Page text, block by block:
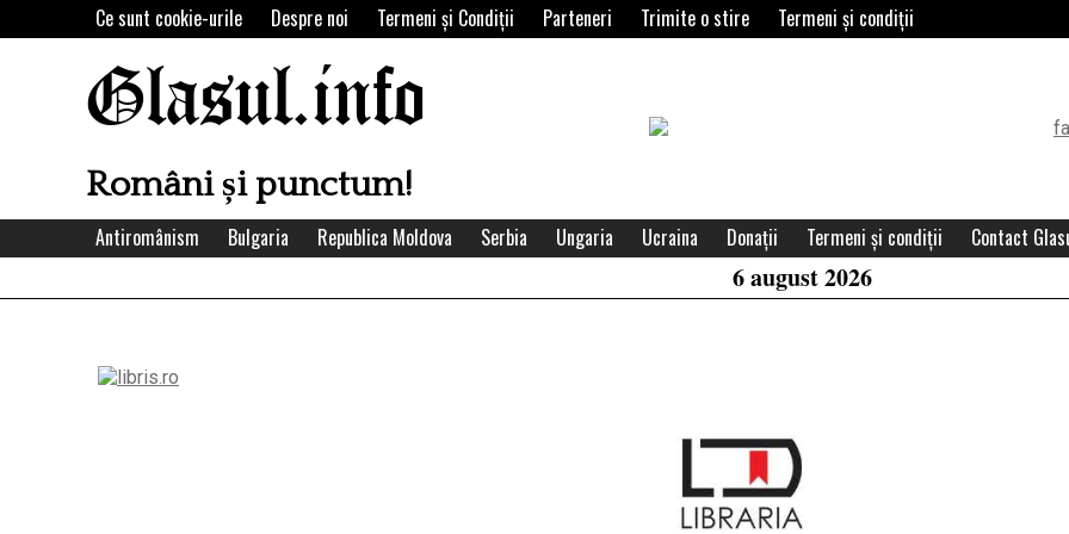
to
Ce sunt cookie-urile Despre noi Termeni şi Condiţii Parteneri Trimite o stire Termeni și condiții
Glasul.info
Români și punctum!
Header
Area
Antiromânism Bulgaria Republica Moldova Serbia Ungaria Ucraina Donații Termeni și condiții Contact
6 august 2026
Left
Asides